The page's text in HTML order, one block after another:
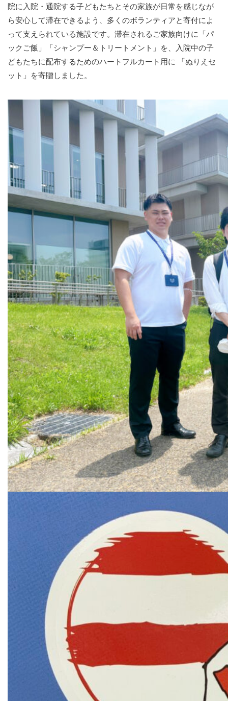
院に入院・通院する子どもたちとその家族が日常を感じなが
ら安心して滞在できるよう、多くのボランティアと寄付によ
って支えられている施設です。滞在されるご家族向けに「パ
ックご飯」「シャンプー＆トリートメント」を、入院中の子
どもたちに配布するためのハートフルカート用に 「ぬりえセ
ット」を寄贈しました。